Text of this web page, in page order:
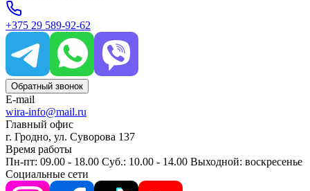
+375 29 589-92-62
Обратный звонок
E-mail
wira-info@mail.ru
Главный офис
г. Гродно, ул. Суворова 137
Время работы
Пн-пт: 09.00 - 18.00 Суб.: 10.00 - 14.00 Выходной: воскресенье
Социальные сети